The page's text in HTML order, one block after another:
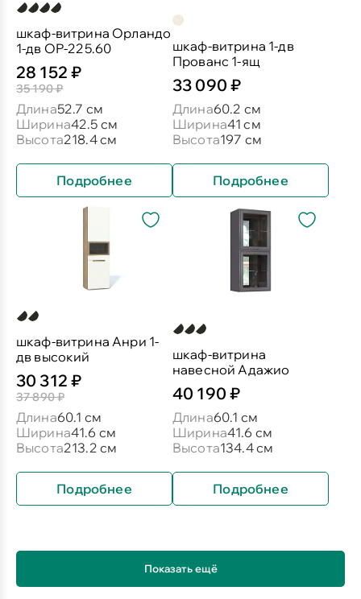
шкаф-витрина Орландо
1-дв ОР-225.60
28 152 ₽
35 190 ₽
Длина52.7 см
Ширина42.5 см
Высота218.4 см
Подробнее
шкаф-витрина 1-дв
Прованс 1-ящ
33 090 ₽
Длина60.2 см
Ширина41 см
Высота197 см
Подробнее
шкаф-витрина Анри 1-
дв высокий
30 312 ₽
37 890 ₽
Длина60.1 см
Ширина41.6 см
Высота213.2 см
Подробнее
шкаф-витрина
навесной Адажио
40 190 ₽
Длина60.1 см
Ширина41.6 см
Высота134.4 см
Подробнее
Показать ещё